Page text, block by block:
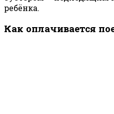
ребёнка.
Как оплачивается